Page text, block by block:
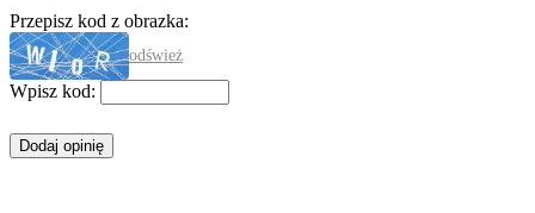
Przepisz kod z obrazka:
odśwież
Wpisz kod: